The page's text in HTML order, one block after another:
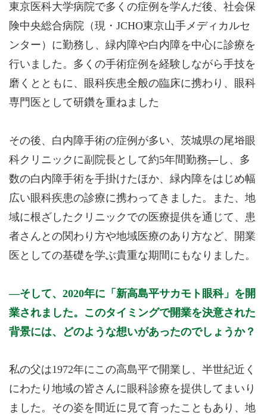
東京医科大学病院で多くの症例を学んだ後、社会保
険中央総合病院（現・JCHO東京山手メディカルセ
ンター）に勤務し、緑内障や白内障を中心に診療を
行いました。多くの手術症例を経験しながら手技を
磨くとともに、眼科疾患全般の臨床に携わり、眼科
専門医として研鑽を重ねました
その後、白内障手術の症例が多い、茨城県の尾﨏眼
科クリニックに副院長として約5年間勤務。 し、多
数の白内障手術を手掛けたほか、緑内障をはじめ幅
広い眼科疾患の診療に携わってきました。また、地
域に根ざしたクリニックでの医療提供を通じて、患
者さんとの関わり方や地域医療のあり方など、開業
医としての基礎を学ぶ貴重な期間にもなりました。
そして、2020年に「新高島平サカモト眼科」を開
業されました。このタイミングで開業を決意された
背景には、どのような想いがあったのでしょうか？
私の父は1972年にこの高島平で開業し、半世紀近く
にわたり地域の皆さんに眼科診療を提供してまいり
ました。その姿を間近に見て育ったこともあり、地